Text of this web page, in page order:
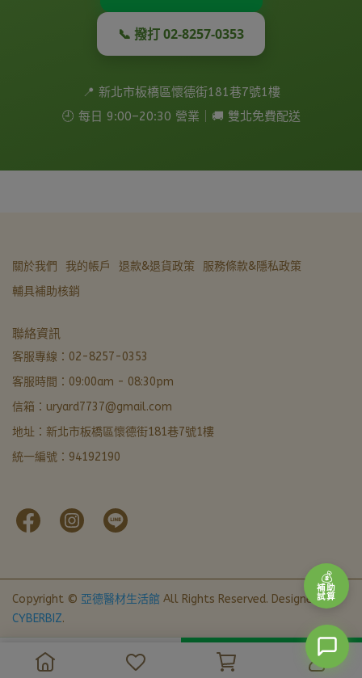
📞 撥打 02-8257-0353
📍 新北市板橋區懷德街181巷7號1樓
🕘 每日 9:00–20:30 營業｜🚚 雙北免費配送
關於我們 我的帳戶 退款&退貨政策
服務條款&隱私政策
輔具補助核銷
聯絡資訊
客服專線：02-8257-0353
客服時間：09:00am - 08:30pm
信箱：uryard7737@gmail.com
地址：新北市板橋區懷德街181巷7號1樓
統一編號：94192190
Copyright © 亞德醫材生活館 All Rights Reserved. Designed by
CYBERBIZ.
最快回覆
💰
補助
試算